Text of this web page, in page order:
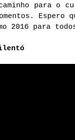
para o
Espero
2016 para